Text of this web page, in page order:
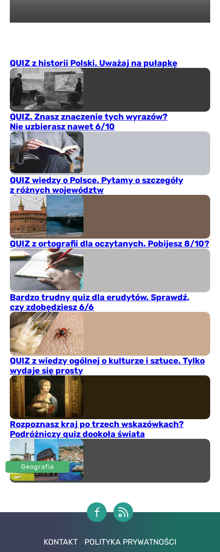
Geografia
QUIZ z historii Polski. Uważaj na pułapkę
QUIZ. Znasz znaczenie tych wyrazów?
Nie uzbierasz nawet 6/10
QUIZ wiedzy o Polsce. Pytamy o szczegóły
z różnych województw
QUIZ z ortografii dla oczytanych. Pobijesz 8/10?
Bardzo trudny quiz dla erudytów. Sprawdź,
czy zdobędziesz 6/6
QUIZ z wiedzy ogólnej o kulturze i sztuce. Tylko
wydaje się prosty
Rozpoznasz kraj po trzech wskazówkach?
Podróżniczy quiz dookoła świata
KONTAKT POLITYKA PRYWATNOŚCI